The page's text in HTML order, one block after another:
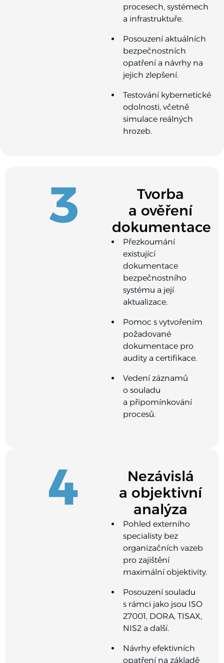
procesech, systémech
a infrastruktuře.
Posouzení aktuálních
bezpečnostních
opatření a návrhy na
jejich zlepšení.
Testování kybernetické
odolnosti, včetně
simulace reálných
hrozeb.
3 Tvorba
a ověření
dokumentace
Přezkoumání
existující
dokumentace
bezpečnostního
systému a její
aktualizace.
Pomoc s vytvořením
požadované
dokumentace pro
audity a certifikace.
Vedení záznamů
o souladu
a připomínkování
procesů.
4 Nezávislá
a objektivní
analýza
Pohled externího
specialisty bez
organizačních vazeb
pro zajištění
maximální objektivity.
Posouzení souladu
s rámci jako jsou ISO
27001, DORA, TISAX,
NIS2 a další.
Návrhy efektivních
opatření na základě